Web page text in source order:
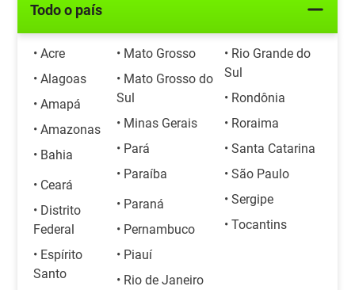
Todo o país
• Acre
• Alagoas
• Amapá
• Amazonas
• Bahia
• Ceará
• Distrito
Federal
• Espírito
Santo
• Mato Grosso
• Mato Grosso do
Sul
• Minas Gerais
• Pará
• Paraíba
• Paraná
• Pernambuco
• Piauí
• Rio de Janeiro
• Rio Grande do
Sul
• Rondônia
• Roraima
• Santa Catarina
• São Paulo
• Sergipe
• Tocantins